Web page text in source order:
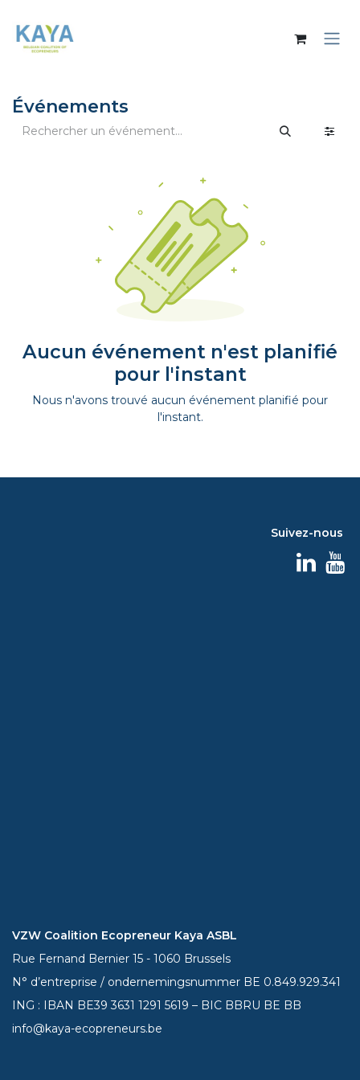
Événements
Aucun événement n'est planifié
pour l'instant
Nous n'avons trouvé aucun événement planifié pour
l'instant.
Suivez-nous
VZW Coalition Ecopreneur Kaya ASBL
Rue Fernand Bernier 15 - 1060 Brussels
N° d’entreprise / ondernemingsnummer BE 0.849.929.341
ING : IBAN BE393631 1291 5619 – BIC BBRU BE BB
info@kaya-ecopreneurs.be